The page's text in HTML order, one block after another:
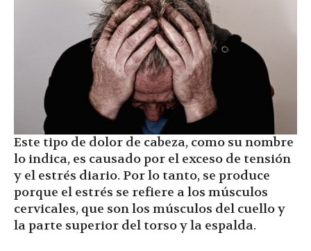
Este tipo de dolor de cabeza, como su nombre
lo indica, es causado por el exceso de tensión
y el estrés diario. Por lo tanto, se produce
porque el estrés se refiere a los músculos
cervicales, que son los músculos del cuello y
la parte superior del torso y la espalda.